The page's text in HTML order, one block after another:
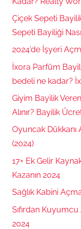
Çiçek Sepeti
Sepeti Bayiliği
2024’de İşyeri
İxora Parfüm
bedeli ne kadar?
Giyim Bayilik
Alınır? Bayilik
Oyuncak
(2024)
17+ Ek Gelir
Kazanın 2024
Sağlık Kabini
Sıfırdan
2024